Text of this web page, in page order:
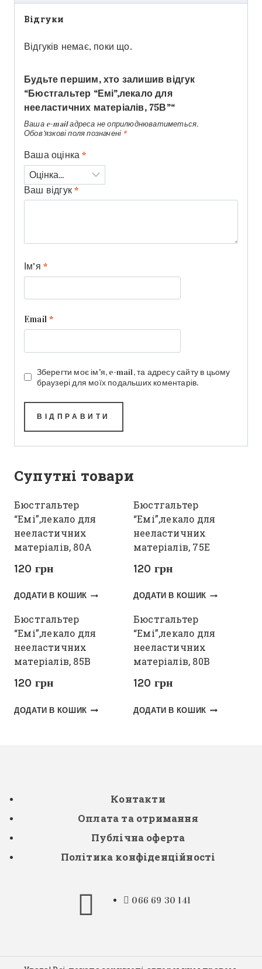
Відгуки
Відгуків немає, поки що.
Будьте першим, хто залишив відгук
“Бюстгальтер “Емі”,лекало для
нееластичних матеріалів, 75В”“
Ваша e-mail адреса не оприлюднюватиметься.
Обов’язкові поля позначені *
Ваша оцінка*
Ваш відгук*
Ім'я *
Email*
Зберегти моє ім'я, e-mail, та адресу сайту в цьому
браузері для моїх подальших коментарів.
Супутні товари
Бюстгальтер
“Емі”,лекало для
нееластичних
матеріалів, 80А
120 грн
ДОДАТИ В КОШИК
Бюстгальтер
“Емі”,лекало для
нееластичних
матеріалів, 75Е
120 грн
ДОДАТИ В КОШИК
Бюстгальтер
“Емі”,лекало для
нееластичних
матеріалів, 85В
120 грн
ДОДАТИ В КОШИК
Бюстгальтер
“Емі”,лекало для
нееластичних
матеріалів, 80В
120 грн
ДОДАТИ В КОШИК
Контакти
Оплата та отримання
Публічна оферта
Політика конфіденційності
066 69 30 141